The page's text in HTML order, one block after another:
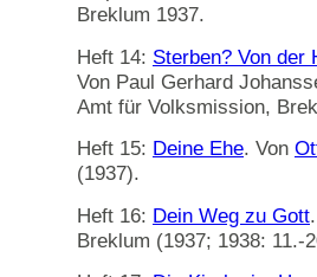
Breklum 1937.
Heft 14: Sterben? Von der
Von Paul Gerhard
Amt für Volksmission,
Heft 15: Deine Ehe. Von
(1937).
Heft 16: Dein Weg zu Gott
Breklum (1937; 1938: 11.-